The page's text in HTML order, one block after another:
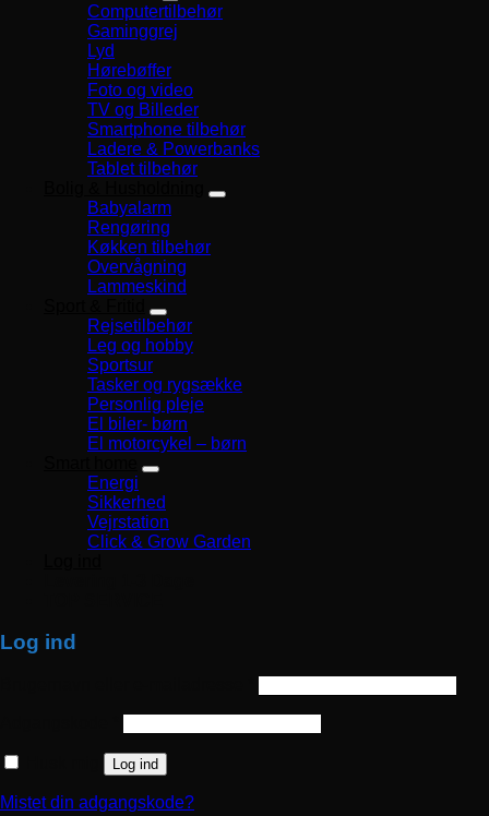
Computertilbehør
Gaminggrej
Lyd
Hørebøffer
Foto og video
TV og Billeder
Smartphone tilbehør
Ladere & Powerbanks
Tablet tilbehør
Babyalarm
Rengøring
Køkken tilbehør
Overvågning
Lammeskind
Rejsetilbehør
Leg og hobby
Sportsur
Tasker og rygsække
Personlig pleje
El biler- børn
El motorcykel – børn
Energi
Sikkerhed
Vejrstation
Click & Grow Garden
Log ind
Log ind
Mistet din adgangskode?